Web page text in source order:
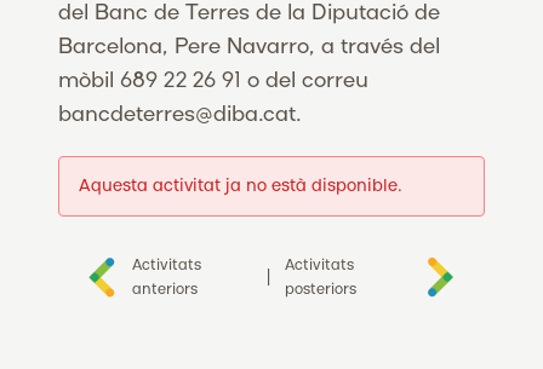
Activitats
anteriors
Activitats
posteriors
Aquesta activitat ja no està disponible.
del Banc de Terres de la Diputació de
Barcelona, Pere Navarro, a través del
mòbil 689 22 26 91 o del correu
bancdeterres@diba.cat.